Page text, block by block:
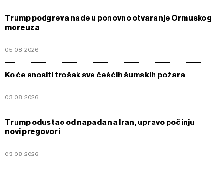
Trump podgreva nade u ponovno otvaranje Ormuskog
moreuza
05.08.2026
Ko će snositi trošak sve češćih šumskih požara
03.08.2026
Trump odustao od napada na Iran, upravo počinju
novi pregovori
03.08.2026